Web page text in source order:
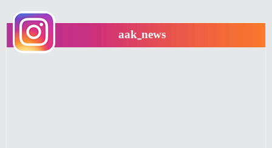
aak_news